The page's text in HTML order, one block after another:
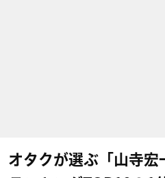
オタクが選ぶ「山寺宏